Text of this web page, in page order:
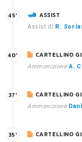
ASSIST
Assist di R.
45'
CARTELLINO
Ammonizione A.
40'
CARTELLINO
Ammonizione
37'
CARTELLINO
35'